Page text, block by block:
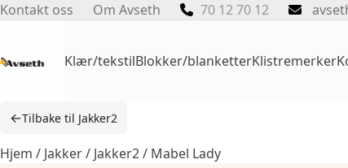
Skip
Kontakt oss Om Avseth 70 12 70 12
Klær/tekstilBlokker/blanketterKlistremerker
←Tilbake til Jakker2
Hjem / Jakker/ Jakker2/ Mabel Lady